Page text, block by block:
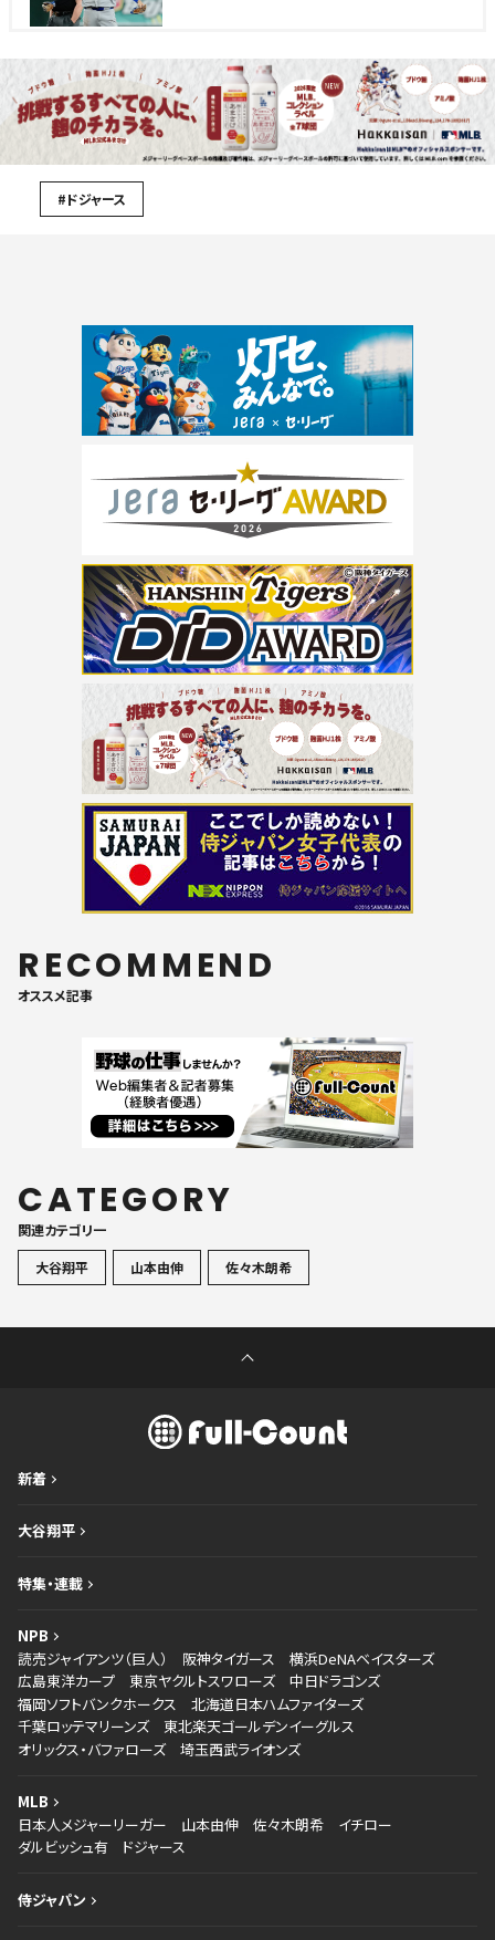
#ドジャース
RECOMMEND
オススメ記事
CATEGORY
関連カテゴリ一
大谷翔平
山本由伸 佐々木朗希
新着
大谷翔平
特集・連載
NPB
読売ジャイアンツ（巨人）
阪神タイガース
横浜DeNAベイスターズ
広島東洋カープ
東京ヤクルトスワローズ
中日ドラゴンズ
福岡ソフトバンクホークス
北海道日本ハムファイターズ
千葉ロッテマリーンズ
東北楽天ゴールデンイーグルス
オリックス・バファローズ
埼玉西武ライオンズ
MLB
日本人メジャーリーガー
山本由伸 佐々木朗希
イチロー
ダルビッシュ有
ドジャース
侍ジャパン